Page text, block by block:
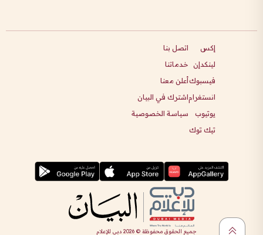
إكس
لينكدإن
فيسبوك
انستغرام
يوتيوب
تيك توك
اتصل بنا
خدماتنا
أعلن معنا
اشترك في البيان
سياسة الخصوصية
جميع الحقوق محفوظة ©2026 دبي للإعلام